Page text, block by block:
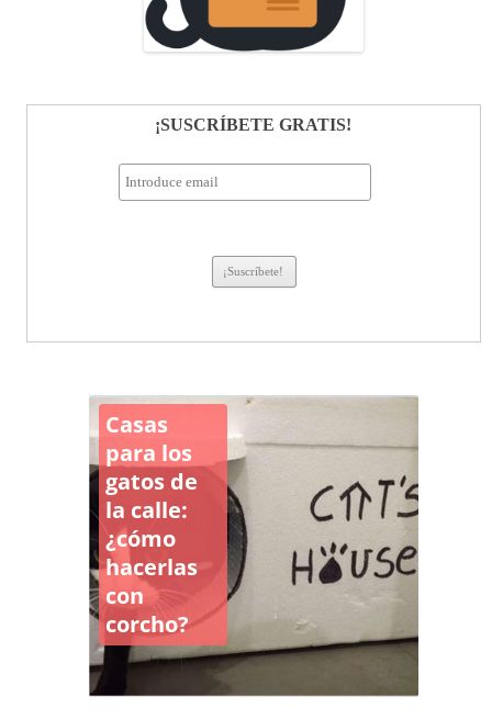
¡SUSCRÍBETE GRATIS!
Casas
para los
gatos de
la calle:
¿cómo
hacerlas
con
corcho?